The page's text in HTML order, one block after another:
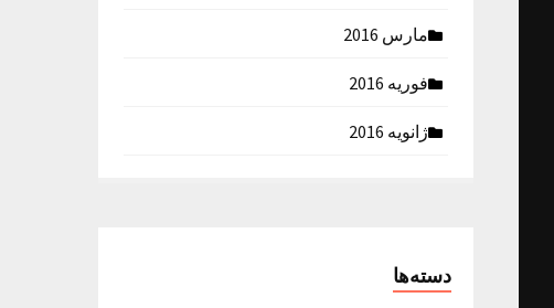
مارس 2016
فوریه 2016
ژانویه 2016
دسته‌ها